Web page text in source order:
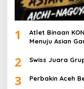
1
Atlet Binaan
Menuju Asian
2 Swiss Juara
3 Perbakin Aceh